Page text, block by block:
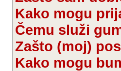
Kako mogu
Čemu služi
Zašto (moj)
Kako mogu